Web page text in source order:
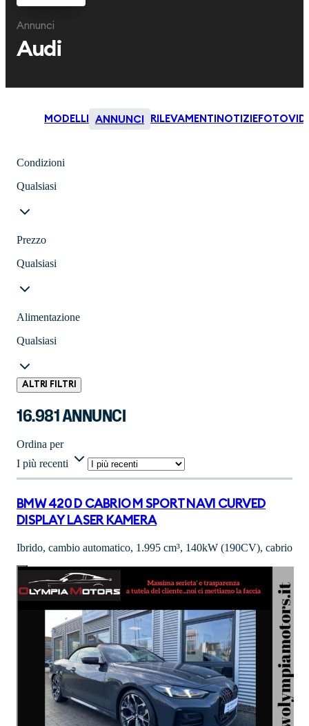
Annunci
Audi
MODELLI ANNUNCI RILEVAMENTI NOTIZIE FOTO
Condizioni
Qualsiasi
Prezzo
Qualsiasi
Alimentazione
Qualsiasi
ALTRI FILTRI
16.981 ANNUNCI
Ordina per
I più recenti
BMW 420 D CABRIO M SPORT NAVI CURVED
DISPLAY LASER KAMERA
Ibrido, cambio automatico, 1.995 cm³, 140kW (190CV), cabrio